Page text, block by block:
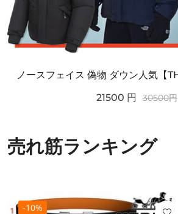
21500 円 30500円
売れ筋ランキング
-10%